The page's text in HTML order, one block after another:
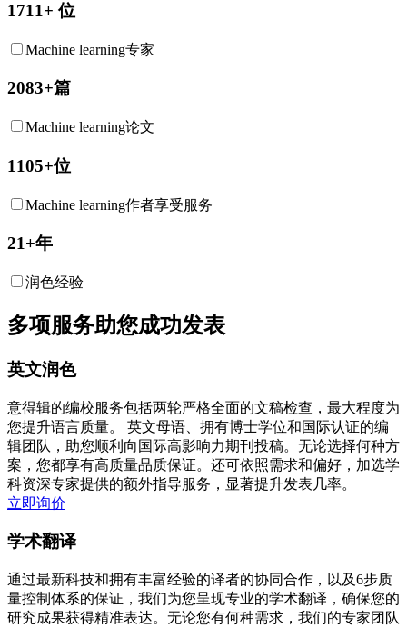
1711+ 位
Machine learning专家
2083+篇
Machine learning论文
1105+位
Machine learning作者享受服务
21+年
润色经验
多项服务助您成功发表
英文润色
意得辑的编校服务包括两轮严格全面的文稿检查，最大程度为
您提升语言质量。 英文母语、拥有博士学位和国际认证的编
辑团队，助您顺利向国际高影响力期刊投稿。无论选择何种方
案，您都享有高质量品质保证。还可依照需求和偏好，加选学
科资深专家提供的额外指导服务，显著提升发表几率。
立即询价
学术翻译
通过最新科技和拥有丰富经验的译者的协同合作，以及6步质
量控制体系的保证，我们为您呈现专业的学术翻译，确保您的
研究成果获得精准表达。无论您有何种需求，我们的专家团队